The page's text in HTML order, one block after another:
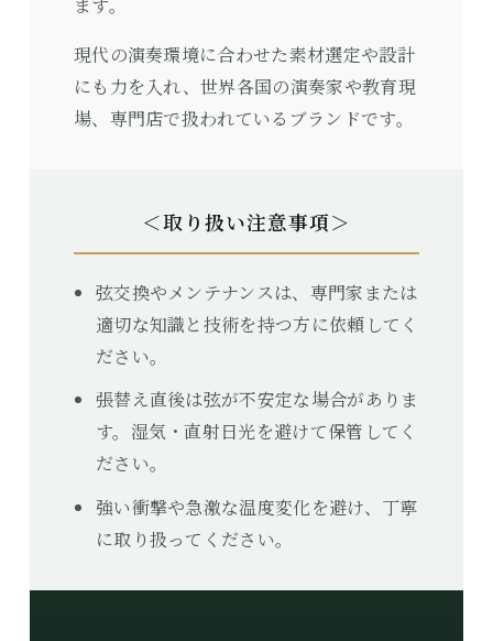
ます。
現代の演奏環境に合わせた素材選定や設計
にも力を入れ、世界各国の演奏家や教育現
場、専門店で扱われているブランドです。
＜取り扱い注意事項＞
弦交換やメンテナンスは、専門家または
適切な知識と技術を持つ方に依頼してく
ださい。
張替え直後は弦が不安定な場合がありま
す。湿気・直射日光を避けて保管してく
ださい。
強い衝撃や急激な温度変化を避け、丁寧
に取り扱ってください。